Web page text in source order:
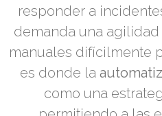
responder a
demanda una
manuales difícilmente
es donde la
como una